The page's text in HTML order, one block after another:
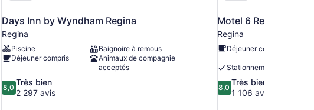
Days Inn by Wyndham Regina
Regina
Piscine
Baignoire à remous
Déjeuner compris
Animaux de compagnie
acceptés
8.0
sur
8,0
Très bien
2 297 avis
Motel 6 Regina, SK
Regina
Déjeuner compris
Stationnement compris
8.0
sur
8,0
Très bien
1 106 avis